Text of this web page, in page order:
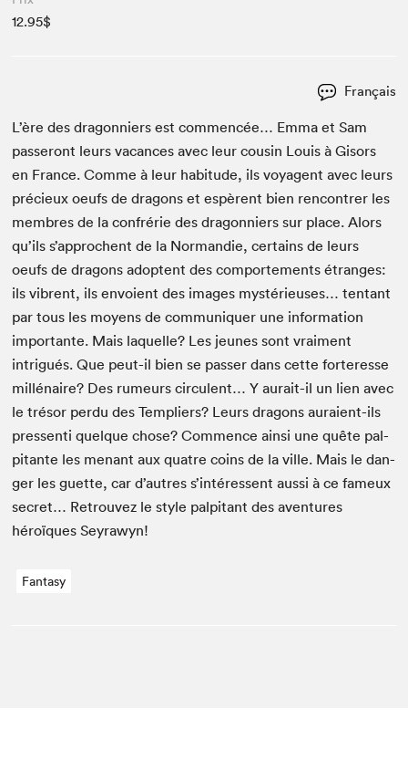
12.95$
Français
L’ère des drag­onniers est com­mencée… Emma et Sam
passeront leurs vacances avec leur cousin Louis à Gisors
en France. Comme à leur habi­tude, ils voy­a­gent avec leurs
pré­cieux oeufs de drag­ons et espèrent bien ren­con­tr­er les
mem­bres de la con­frérie des drag­onniers sur place. Alors
qu’ils s’approchent de la Nor­mandie, cer­tains de leurs
oeufs de drag­ons adoptent des com­porte­ments étranges:
ils vibrent, ils envoient des images mys­térieuses… ten­tant
par tous les moyens de com­mu­ni­quer une infor­ma­tion
impor­tante. Mais laque­lle? Les jeunes sont vrai­ment
intrigués. Que peut-il bien se pass­er dans cette forter­esse
mil­lé­naire? Des rumeurs cir­cu­lent… Y aurait-il un lien avec
le tré­sor per­du des Tem­pli­ers? Leurs drag­ons auraient-ils
pressen­ti quelque chose? Com­mence ain­si une quête pal­
pi­tante les menant aux qua­tre coins de la ville. Mais le dan­
ger les guette, car d’autres s’intéressent aus­si à ce fameux
secret… Retrou­vez le style pal­pi­tant des aven­tures
héroïques Seyrawyn!
Fantasy